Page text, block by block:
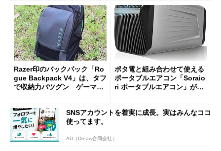
Razer印のバックパック「Ro
gue Backpack V4」は、タフ
で収納力バツグン ゲーマー
ポタ電と組み合わせて使える
ポータブルエアコン「Soraio
ri ポータブルエアコン」がセ
SNSアカウントを着実に成長。実はみんなココ
使ってます。
AD（Dreaw合同会社）